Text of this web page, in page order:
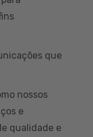
que
nossos
e
qualidade e